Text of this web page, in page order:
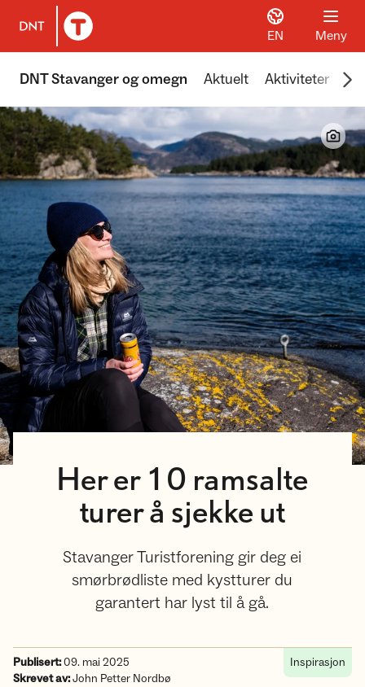
Til DNT.no forside
EN Meny
DNT Stavanger og omegn Aktuelt Aktiviteter
Her er 10 ramsalte
turer å sjekke ut
Stavanger Turistforening gir deg ei
smørbrødliste med kystturer du
garantert har lyst til å gå.
Publisert:09. mai 2025
Skrevet av:John Petter Nordbø
Inspirasjon